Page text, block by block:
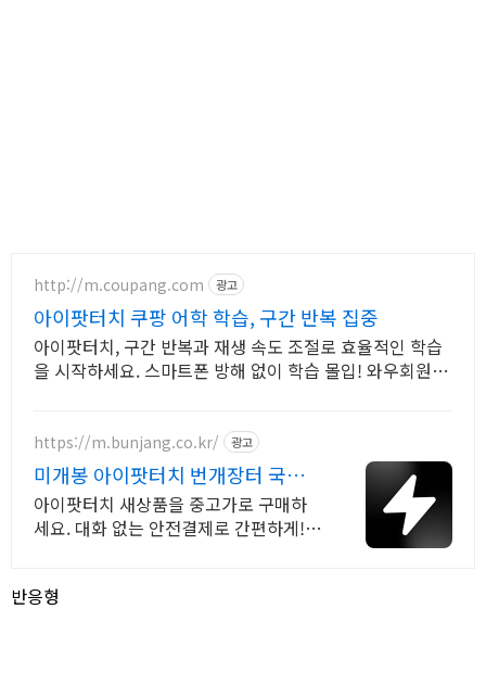
http://m.coupang.com 광고
아이팟터치 쿠팡 어학 학습, 구간 반복 집중
아이팟터치, 구간 반복과 재생 속도 조절로 효율적인 학습
을 시작하세요. 스마트폰 방해 없이 학습 몰입! 와우회원
https://m.bunjang.co.kr/ 광고
미개봉 아이팟터치 번개장터 국내
최대 브랜드 중고거래
아이팟터치 새상품을 중고가로 구매하
세요. 대화 없는 안전결제로 간편하게!
드
반응형